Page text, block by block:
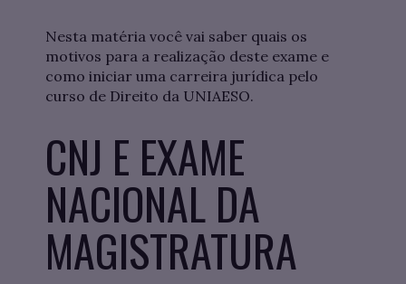
Nesta matéria você vai saber quais os
motivos para a realização deste exame e
como iniciar uma carreira jurídica pelo
curso de Direito da UNIAESO.
CNJ E EXAME
NACIONAL DA
MAGISTRATURA